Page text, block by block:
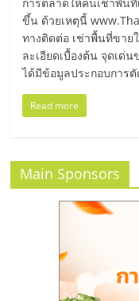
ที่
ปรึกษา
แฟ
ไชส์,
แฟ
ขึ้น ด้วยเหตุนี้
ทางติดต่อ เช่าพื้นที่ขา
ละเอียดเบื้องต้น จุดเด่
ได้มีข้อมูลประกอบการ
Read more
Main Sponsors